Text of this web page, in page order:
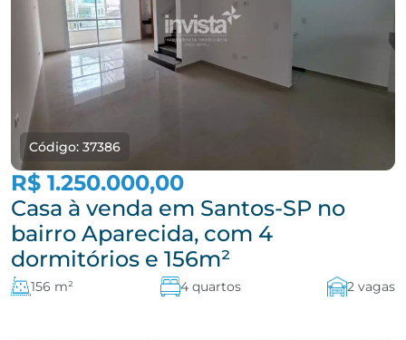
Código: 37386
R$ 1.250.000,00
Casa à venda em Santos-SP no
bairro Aparecida, com 4
dormitórios e 156m²
156 m² 4 quartos 2 vagas